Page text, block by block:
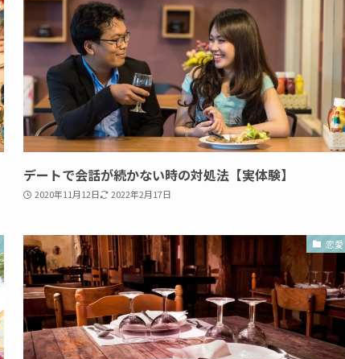
デートで会話が続かない時の対処法【実体験】
2020年11月12日 2022年2月17日
恋愛